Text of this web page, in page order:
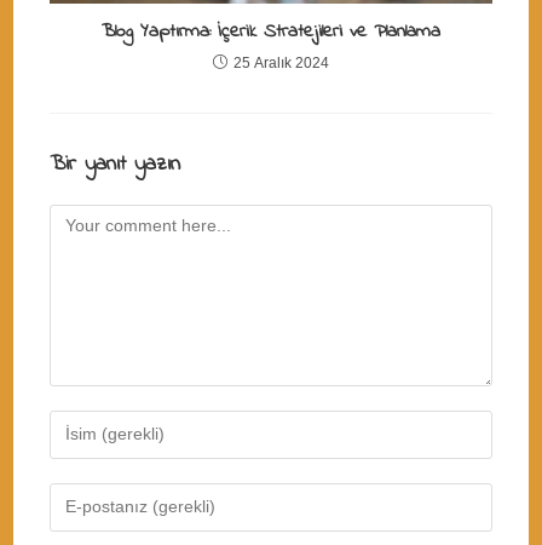
Blog Yaptırma: İçerik Stratejileri ve Planlama
25 Aralık 2024
Bir yanıt yazın
Comment
Enter
your
name
Enter
your